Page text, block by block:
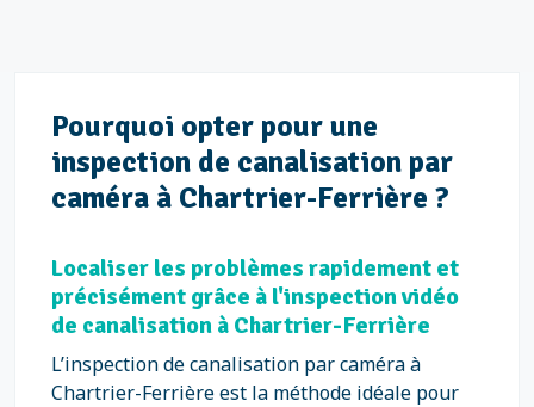
Pourquoi opter pour une
inspection de canalisation par
caméra à Chartrier-Ferrière ?
Localiser les problèmes rapidement et
précisément grâce à l'inspection vidéo
de canalisation à Chartrier-Ferrière
L’inspection de canalisation par caméra à
Chartrier-Ferrière est la méthode idéale pour